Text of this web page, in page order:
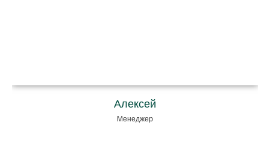
Алексей
Менеджер